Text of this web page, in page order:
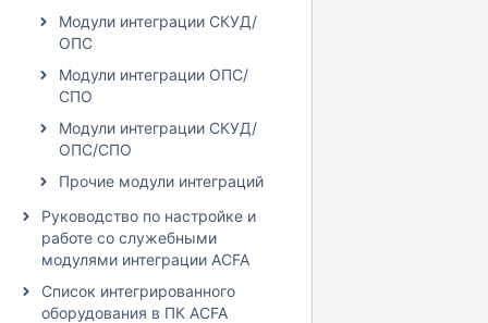
Модули интеграции СКУД/
ОПС
Модули интеграции ОПС/
СПО
Модули интеграции СКУД/
ОПС/СПО
Прочие модули интеграций
Руководство по настройке и
работе со служебными
модулями интеграции ACFA
Список интегрированного
оборудования в ПК ACFA